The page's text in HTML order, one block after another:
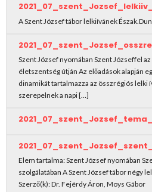
A Szent József tábor lelkiívánek
Szent József nyomában Szent Józseffel
életszentség útján Az előadások alapján
dinamikát tartalmazza az összrégiós lelki
szerepelnek a napi […]
Elem tartalma: Szent József nyomában
szolgálatában A Szent József tábor négy
Szerző(k): Dr. Fejérdy Áron, Moys Gábor